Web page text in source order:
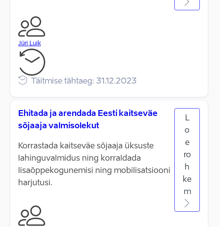
Jüri Luik
Täitmise tähtaeg: 31.12.2023
Ehitada ja arendada Eesti kaitseväe
sõjaaja valmisolekut
Korrastada kaitseväe sõjaaja üksuste
lahinguvalmidus ning korraldada
lisaõppekogunemisi ning mobilisatsiooni
harjutusi.
L
o
e
ro
h
ke
m